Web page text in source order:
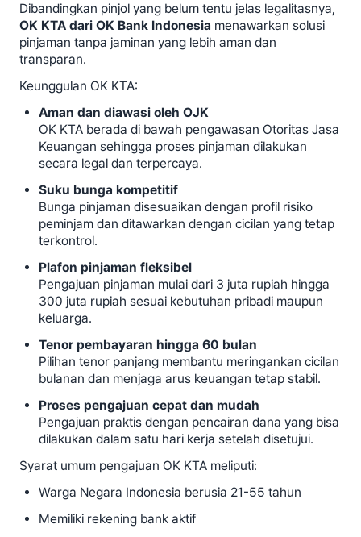
Dibandingkan pinjol yang belum tentu jelas legalitasnya,
OK KTA dari OK Bank Indonesia menawarkan solusi
pinjaman tanpa jaminan yang lebih aman dan
transparan.
Keunggulan OK KTA:
Aman dan diawasi oleh OJK
OK KTA berada di bawah pengawasan Otoritas Jasa
Keuangan sehingga proses pinjaman dilakukan
secara legal dan terpercaya.
Suku bunga kompetitif
Bunga pinjaman disesuaikan dengan profil risiko
peminjam dan ditawarkan dengan cicilan yang tetap
terkontrol.
Plafon pinjaman fleksibel
Pengajuan pinjaman mulai dari 3 juta rupiah hingga
300 juta rupiah sesuai kebutuhan pribadi maupun
keluarga.
Tenor pembayaran hingga 60 bulan
Pilihan tenor panjang membantu meringankan cicilan
bulanan dan menjaga arus keuangan tetap stabil.
Proses pengajuan cepat dan mudah
Pengajuan praktis dengan pencairan dana yang bisa
dilakukan dalam satu hari kerja setelah disetujui.
Syarat umum pengajuan OK KTA meliputi:
Warga Negara Indonesia berusia 21-55 tahun
Memiliki rekening bank aktif